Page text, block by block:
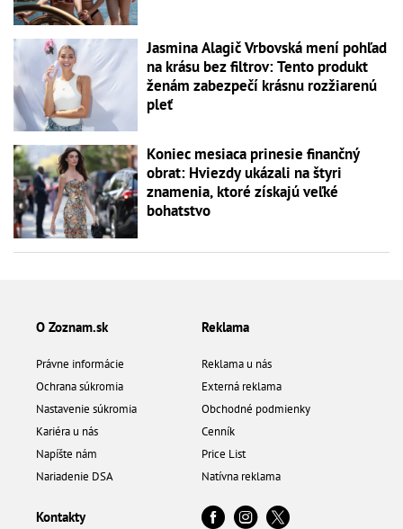
Jasmina Alagič Vrbovská mení pohľad
na krásu bez filtrov: Tento produkt
ženám zabezpečí krásnu rozžiarenú
pleť
Koniec mesiaca prinesie finančný
obrat: Hviezdy ukázali na štyri
znamenia, ktoré získajú veľké
bohatstvo
O Zoznam.sk
Právne informácie
Ochrana súkromia
Nastavenie súkromia
Kariéra u nás
Napíšte nám
Nariadenie DSA
Reklama
Reklama u nás
Externá reklama
Obchodné podmienky
Cenník
Price List
Natívna reklama
Kontakty